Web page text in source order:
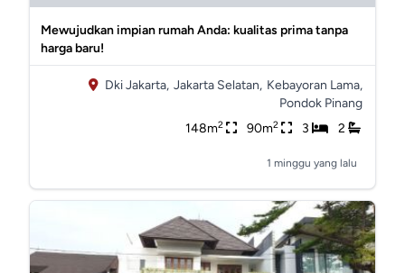
Mewujudkan impian rumah Anda: kualitas prima tanpa
harga baru!
Dki Jakarta, Jakarta Selatan, Kebayoran Lama,
Pondok Pinang
148m2 90m2 3 2
1 minggu yang lalu